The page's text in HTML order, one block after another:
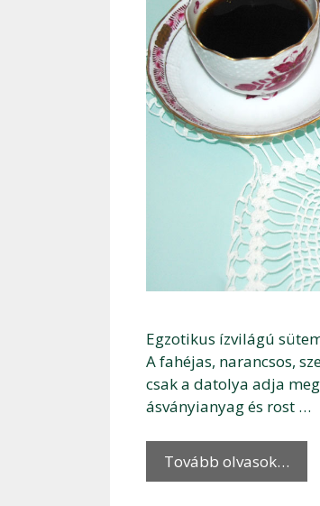
Egzotikus ízvilágú
A fahéjas, narancsos,
csak a datolya adja
ásványianyag és rost …
Tovább olvasok…